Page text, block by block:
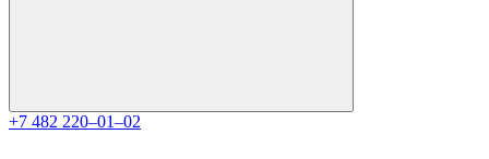
+7 482 220‒01‒02